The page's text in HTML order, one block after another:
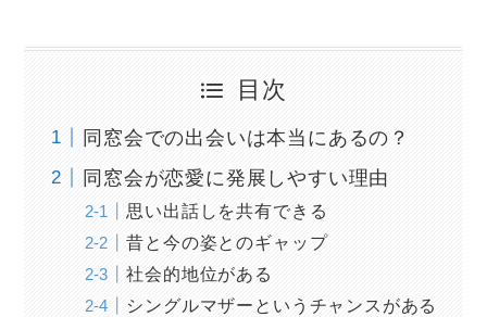
目次
同窓会での出会いは本当にあるの？
同窓会が恋愛に発展しやすい理由
思い出話しを共有できる
昔と今の姿とのギャップ
社会的地位がある
シングルマザーというチャンスがある